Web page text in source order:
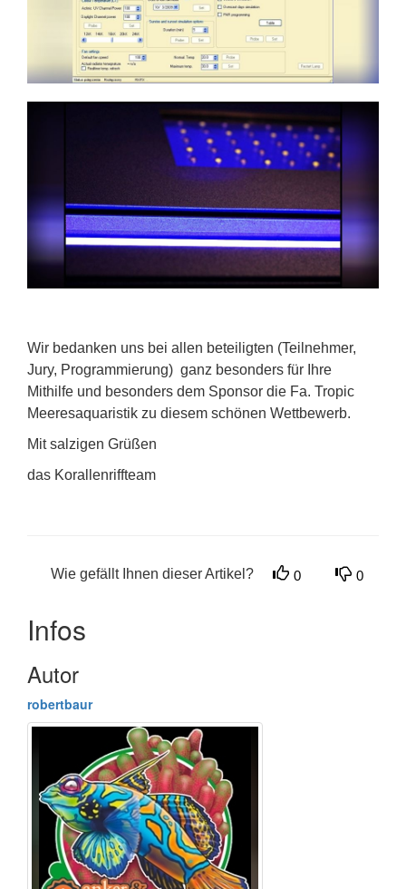
Wir bedanken uns bei allen beteiligten (Teilnehmer,
Jury, Programmierung) ganz besonders für Ihre
Mithilfe und besonders dem Sponsor die Fa. Tropic
Meeresaquaristik zu diesem schönen Wettbewerb.
Mit salzigen Grüßen
das Korallenriffteam
Wie gefällt Ihnen dieser Artikel? 0 0
Infos
Autor
robertbaur